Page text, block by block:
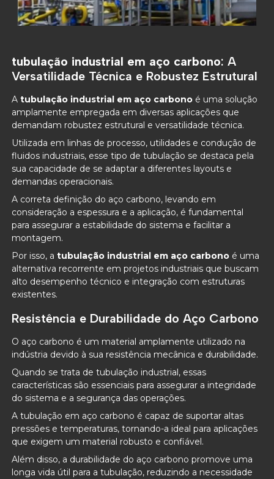
tubulação industrial em aço carbono: A
Versatilidade Técnica e Robustez Estrutural
Atubulação industrial em aço carbono é uma solução
amplamente empregada em diversas aplicações que
demandam robustez estrutural e versatilidade técnica.
Utilizada em linhas de processo, utilidades e condução de
fluidos industriais, esse tipo de tubulação se destaca pela
sua capacidade de se adaptar a diferentes layouts e
demandas operacionais.
A correta definição do aço carbono, levando em
consideração a espessura e a aplicação, é fundamental
para assegurar a estabilidade do sistema e facilitar a
montagem.
Por isso, atubulação industrial em aço carbono é uma
alternativa recorrente em projetos industriais que buscam
alto desempenho técnico e integração com estruturas
existentes.
Resistência e Durabilidade do Aço Carbono
O aço carbono é um material amplamente utilizado na
indústria devido à sua resistência mecânica e durabilidade.
Quando se trata de tubulação industrial, essas
características são essenciais para assegurar a integridade
do sistema e a segurança das operações.
A tubulação em aço carbono é capaz de suportar altas
pressões e temperaturas, tornando-a ideal para aplicações
que exigem um material robusto e confiável.
Além disso, a durabilidade do aço carbono promove uma
longa vida útil para a tubulação, reduzindo a necessidade